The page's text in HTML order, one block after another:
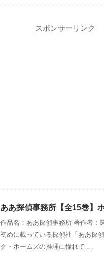
スポンサーリンク
ああ探偵事務所【全15巻】
作品名：ああ探偵事務所 著作者：
初めに載っている探偵社「ああ探
ク・ホームズの推理に憧れて …